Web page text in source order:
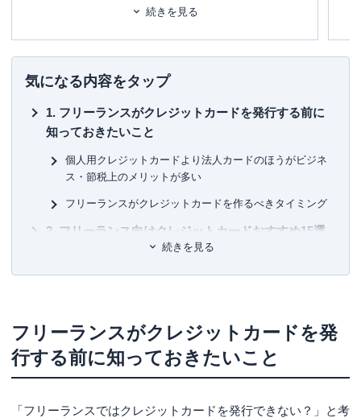
2002年に退社。同年、友人と共に起業し、システムの設
2006年、ポイント交換案内サービス・ポイ探の開発に携わ
り、2011年3月
代表取締役に就任
掲載されているポイントは約230種類。ポイントやマイルを
中立の立場で語れる数少ない専門家として知られる。
約100枚のクレジットカードを保有、年間約150万円の年会
費を支払っている、まさにクレジットカードの専門家。
一般カードからプラチナカードまで幅広い層のカードを実
際に保有・利用し、日々様々なメディアにて、使った人に
しか分からない信用できる情報提供を行っています。所有
おトクな使い方、おすすめの使い方を日々研究中。
【主な著書】
新かんたんポイント&カード生活 (自由国民ムック)
続きを見る
め
気になる内容をタップ
フリーランスがクレジットカードを発行する前に
知っておきたいこと
個人用クレジットカードより法人カードのほうがビジネ
ス・節税上のメリットが多い
フリーランスがクレジットカードを作るべきタイミング
フリーランス向けクレジットカードおすすめ15選
Biz ONE ゴールド
セゾンコバルト・ビジネス・アメリカン・エキスプレス
®・カード
セゾンプラチナ・ビジネス・アメリカン・エキスプレス
続きを見る
フリーランスがクレジットカードを発
行する前に知っておきたいこと
「フリーランスではクレジットカードを発行できない？」と考